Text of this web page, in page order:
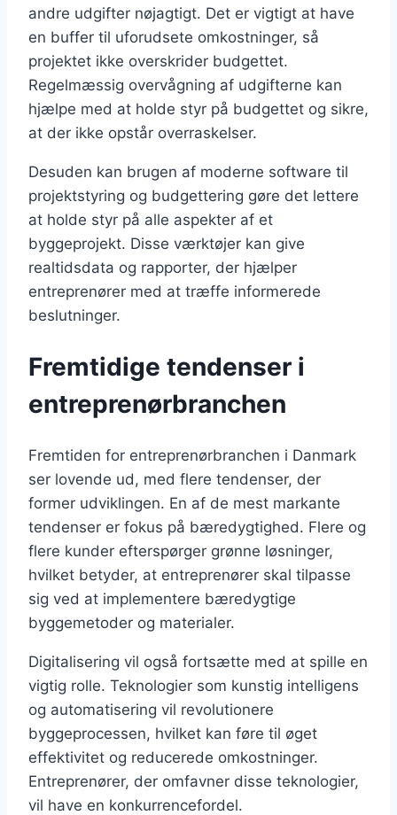
andre udgifter nøjagtigt. Det er vigtigt at have
en buffer til uforudsete omkostninger, så
projektet ikke overskrider budgettet.
Regelmæssig overvågning af udgifterne kan
hjælpe med at holde styr på budgettet og sikre,
at der ikke opstår overraskelser.
Desuden kan brugen af moderne software til
projektstyring og budgettering gøre det lettere
at holde styr på alle aspekter af et
byggeprojekt. Disse værktøjer kan give
realtidsdata og rapporter, der hjælper
entreprenører med at træffe informerede
beslutninger.
Fremtidige tendenser i
entreprenørbranchen
Fremtiden for entreprenørbranchen i Danmark
ser lovende ud, med flere tendenser, der
former udviklingen. En af de mest markante
tendenser er fokus på bæredygtighed. Flere og
flere kunder efterspørger grønne løsninger,
hvilket betyder, at entreprenører skal tilpasse
sig ved at implementere bæredygtige
byggemetoder og materialer.
Digitalisering vil også fortsætte med at spille en
vigtig rolle. Teknologier som kunstig intelligens
og automatisering vil revolutionere
byggeprocessen, hvilket kan føre til øget
effektivitet og reducerede omkostninger.
Entreprenører, der omfavner disse teknologier,
vil have en konkurrencefordel.